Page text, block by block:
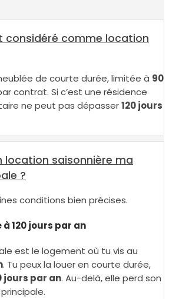
considéré comme location
de courte durée, limitée à 90
contrat. Si c’est une résidence
ne peut pas dépasser120 jours
location saisonnière ma
?
conditions bien précises.
à 120 jours par an
est le logement où tu vis au
. Tu peux la louer en courte durée,
jours par an. Au-delà, elle perd son